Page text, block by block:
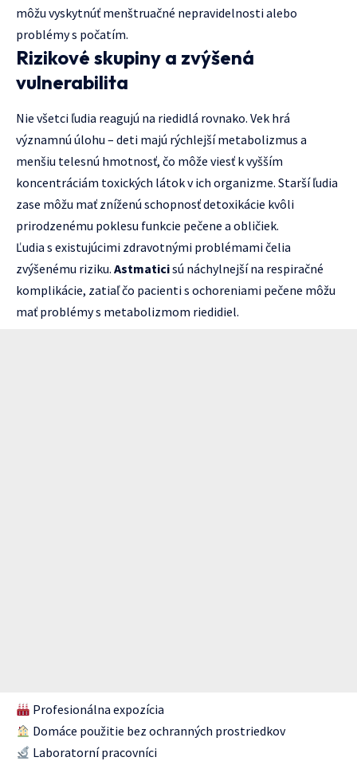
môžu vyskytnúť menštruačné nepravidelnosti alebo
problémy s počatím.
Rizikové skupiny a zvýšená
vulnerabilita
Nie všetci ľudia reagujú na riedidlá rovnako. Vek hrá
významnú úlohu – deti majú rýchlejší metabolizmus a
menšiu telesnú hmotnosť, čo môže viesť k vyšším
koncentráciám toxických látok v ich organizme. Starší ľudia
zase môžu mať zníženú schopnosť detoxikácie kvôli
prirodzenému poklesu funkcie pečene a obličiek.
Ľudia s existujúcimi zdravotnými problémami čelia
zvýšenému riziku. Astmaticisú náchylnejší na respiračné
komplikácie, zatiaľ čo pacienti s ochoreniami pečene môžu
mať problémy s metabolizmom riedidiel.
Profesionálna expozícia
Domáce použitie bez ochranných prostriedkov
Laboratorní pracovníci